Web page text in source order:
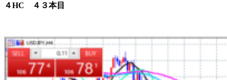
４HC ４３本目